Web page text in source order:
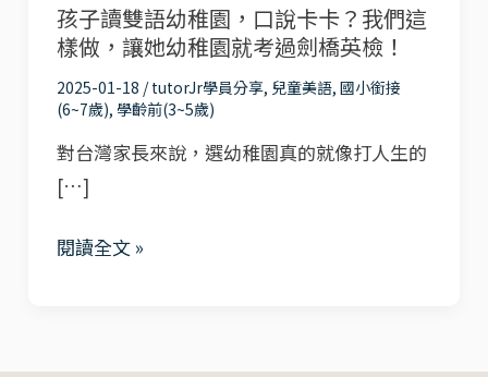
孩子讀雙語幼稚園，口說卡卡？我們這
樣做，讓她幼稚園就考過劍橋英檢！
2025-01-18 /tutorJr學員分享, 兒童美語, 國小銜接
(6~7歲), 學齡前(3~5歲)
對台灣家長來說，選幼稚園真的就像打人生的
[…]
口
說
卡
卡？
我
們
樣
閱讀全文 »